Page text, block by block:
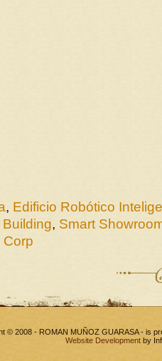
, Edificio Robótico
, Smart
Corp
© 2008 - ROMAN MUÑOZ GUARASA - is
Website Development by